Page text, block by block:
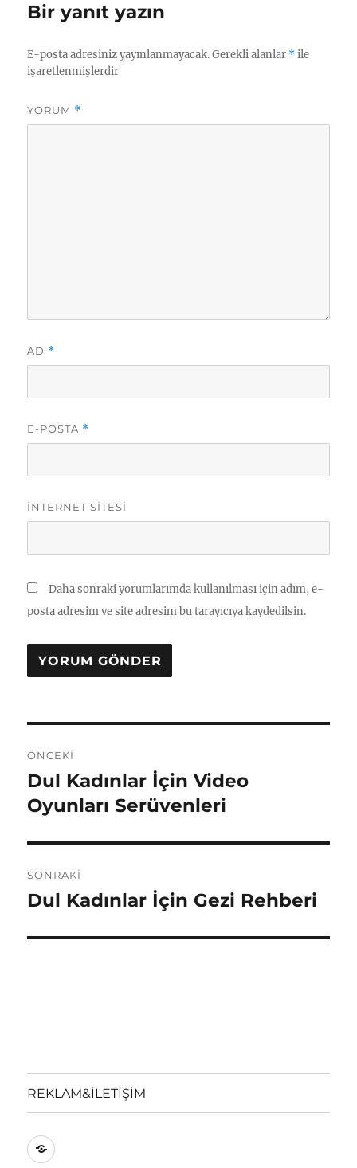
Bir yanıt yazın
E-posta adresiniz yayınlanmayacak. Gerekli alanlar *ile
işaretlenmişlerdir
YORUM *
AD *
E-POSTA *
İNTERNET SITESI
Daha sonraki yorumlarımda kullanılması için adım, e-
posta adresim ve site adresim bu tarayıcıya kaydedilsin.
gezinmesi
ÖNCEKI
Önceki
yazı:
Dul Kadınlar İçin Video
Oyunları Serüvenleri
SONRAKI
Sonraki
Dul Kadınlar İçin Gezi Rehberi
REKLAM&İLETİŞİM
REKLAM&İLETİŞİM